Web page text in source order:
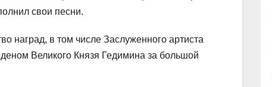
свои песни.
наград, в том числе Заслуженного артиста
Великого Князя Гедимина за большой